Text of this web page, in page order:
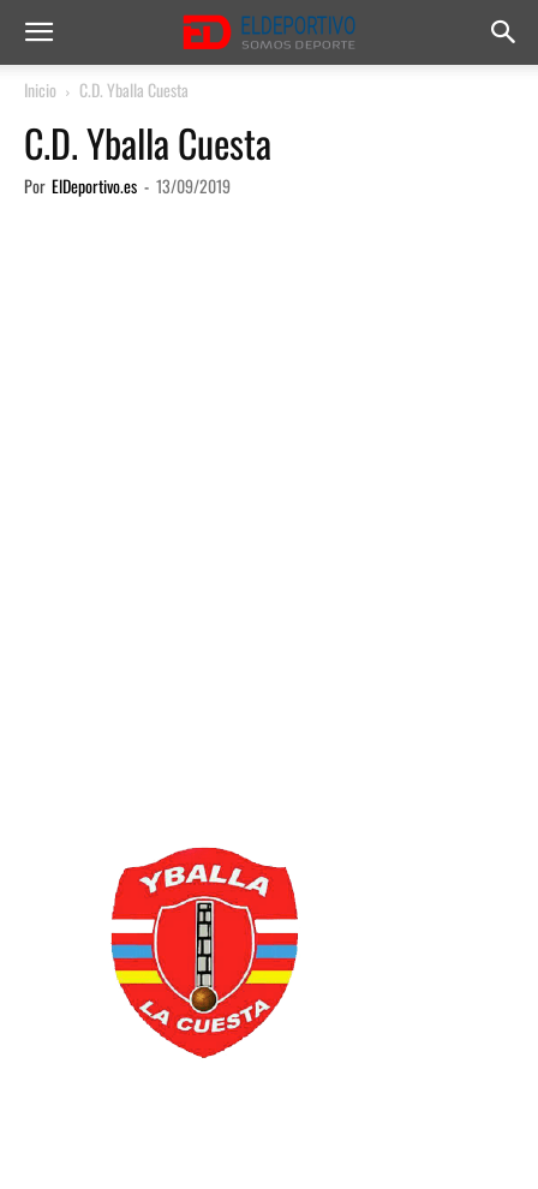
Inicio C.D. Yballa Cuesta
C.D. Yballa Cuesta
Por ElDeportivo.es - 13/09/2019